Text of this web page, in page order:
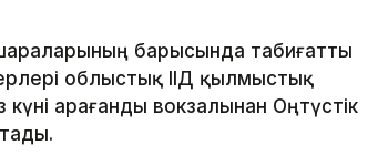
барысында табиғатты
облыстық ІІД қылмыстық
Қарағанды вокзалынан Оңтүстік